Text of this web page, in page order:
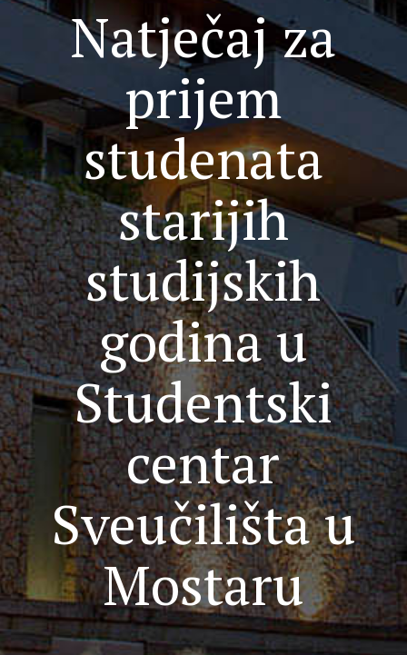
Natječaj za
prijem
studenata
starijih
studijskih
godina u
Studentski
centar
Sveučilišta u
Mostaru